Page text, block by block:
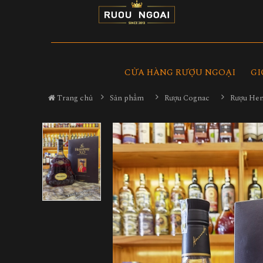
CỬA HÀNG RƯỢU NGOẠI
Trang chủ Sản phẩm Rượu Cognac